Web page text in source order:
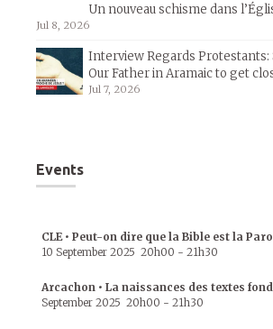
Un nouveau schisme dans
Jul 8, 2026
Interview Regards Protestants:
Our Father in Aramaic to get
Jul 7, 2026
Events
CLE • Peut-on dire que la Bible est la
10 September 2025 20h00 - 21h30
Arcachon • La naissances des textes
September 2025 20h00 - 21h30